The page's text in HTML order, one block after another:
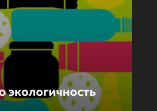
экологичность